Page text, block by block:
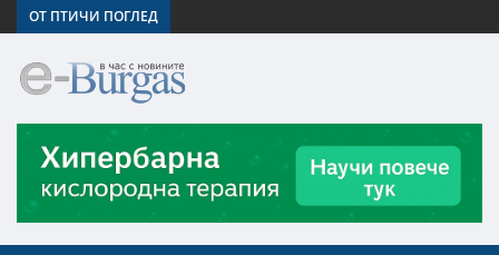
ОТ ПТИЧИ ПОГЛЕД